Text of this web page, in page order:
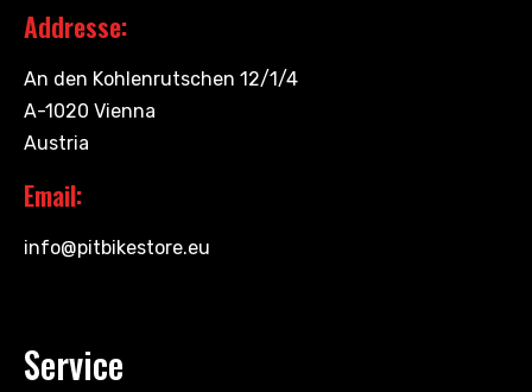
Addresse:
An den Kohlenrutschen 12/1/4
A-1020 Vienna
Austria
Email:
info@pitbikestore.eu
Service